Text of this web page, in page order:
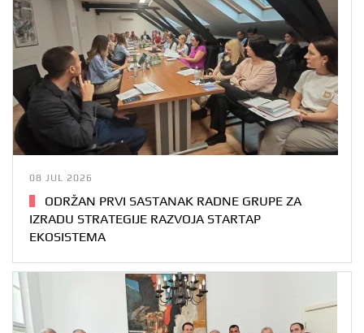
08 JUL 2026
ODRŽAN PRVI SASTANAK RADNE GRUPE ZA
IZRADU STRATEGIJE RAZVOJA STARTAP
EKOSISTEMA